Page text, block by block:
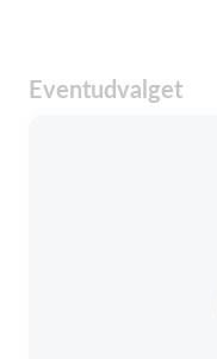
Eventudvalget